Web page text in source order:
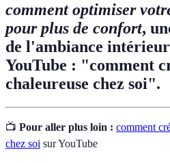
comment optimiser
pour plus de confort,
de l'ambiance
YouTube : "comment
chaleureuse chez soi".
📺 Pour aller plus loin : comment
chez soi sur YouTube